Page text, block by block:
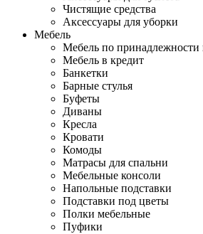
Чистящие средства
Аксессуары для уборки
Мебель
Мебель по принадлежности
Мебель в кредит
Банкетки
Барные стулья
Буфеты
Диваны
Кресла
Кровати
Комоды
Матрасы для спальни
Мебельные консоли
Напольные подставки
Подставки под цветы
Полки мебельные
Пуфики